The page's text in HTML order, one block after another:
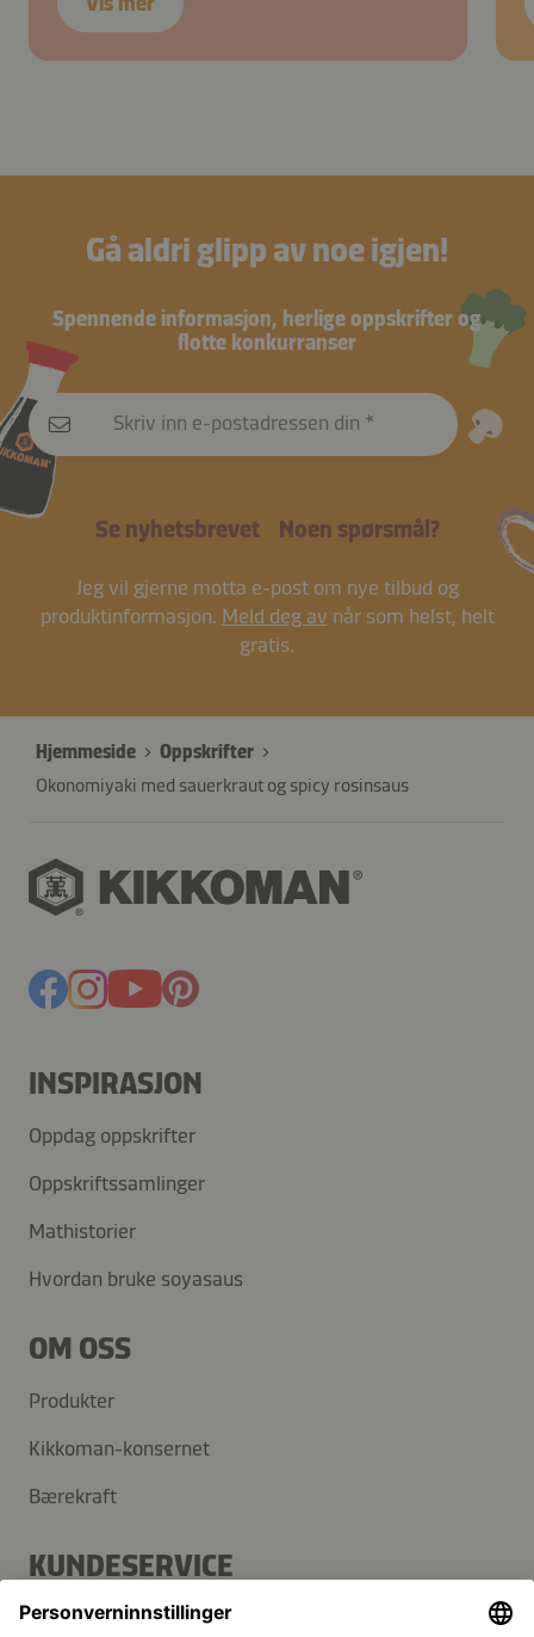
Gå aldri glipp av noe igjen!
Spennende informasjon, herlige oppskrifter og
flotte konkurranser
Skriv inn e-postadressen din
Se nyhetsbrevet Noen spørsmål?
Jeg vil gjerne motta e-post om nye tilbud og
produktinformasjon. Meld deg av når som helst, helt
gratis.
Hjemmeside
Oppskrifter
Okonomiyaki med sauerkraut og spicy rosinsaus
INSPIRASJON
Oppdag oppskrifter
Oppskriftssamlinger
Mathistorier
Hvordan bruke soyasaus
OM OSS
Produkter
Kikkoman-konsernet
Bærekraft
KUNDESERVICE
Vanlige spørsmål